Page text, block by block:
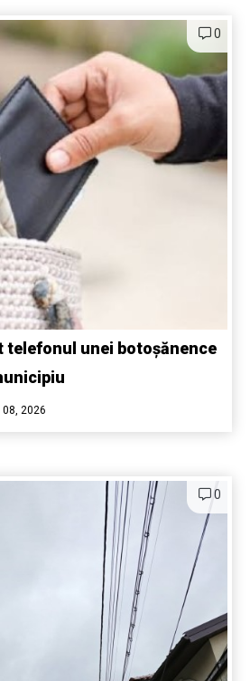
0
telefonul unei botoșănence
08, 2026
0